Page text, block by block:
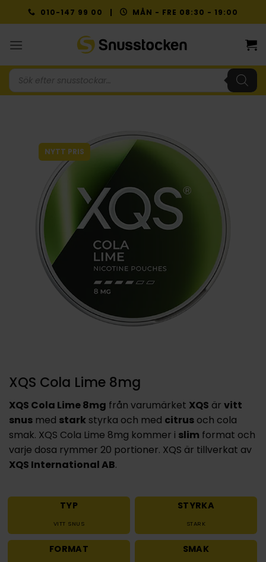
to
010-147 99 00 | MÅN - FRE 08:30 - 19:00
Produktsökning
NYTT PRIS
XQS Cola Lime 8mg
XQS Cola Lime 8mg från varumärket XQS är vitt
snus med stark styrka och med citrus och cola
smak. XQS Cola Lime 8mg kommer i slim format och
varje dosa rymmer 20 portioner. XQS är tillverkat av
XQS International AB.
TYP
VITT SNUS
STYRKA
STARK
FORMAT SMAK